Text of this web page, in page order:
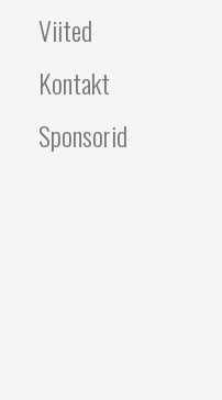
Viited
Kontakt
Sponsorid